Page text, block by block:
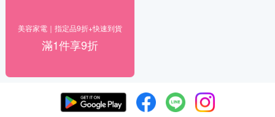
美容家電｜指定品9折+快速到貨
滿1件享9折